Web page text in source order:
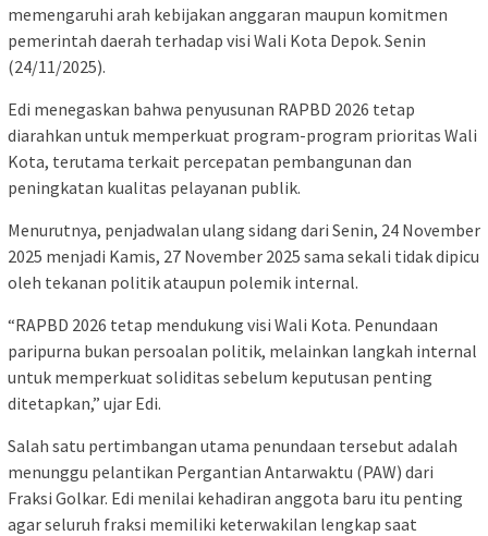
memengaruhi arah kebijakan anggaran maupun komitmen
pemerintah daerah terhadap visi Wali Kota Depok. Senin
(24/11/2025).
Edi menegaskan bahwa penyusunan RAPBD 2026 tetap
diarahkan untuk memperkuat program-program prioritas Wali
Kota, terutama terkait percepatan pembangunan dan
peningkatan kualitas pelayanan publik.
Menurutnya, penjadwalan ulang sidang dari Senin, 24 November
2025 menjadi Kamis, 27 November 2025 sama sekali tidak dipicu
oleh tekanan politik ataupun polemik internal.
“RAPBD 2026 tetap mendukung visi Wali Kota. Penundaan
paripurna bukan persoalan politik, melainkan langkah internal
untuk memperkuat soliditas sebelum keputusan penting
ditetapkan,” ujar Edi.
Salah satu pertimbangan utama penundaan tersebut adalah
menunggu pelantikan Pergantian Antarwaktu (PAW) dari
Fraksi Golkar. Edi menilai kehadiran anggota baru itu penting
agar seluruh fraksi memiliki keterwakilan lengkap saat